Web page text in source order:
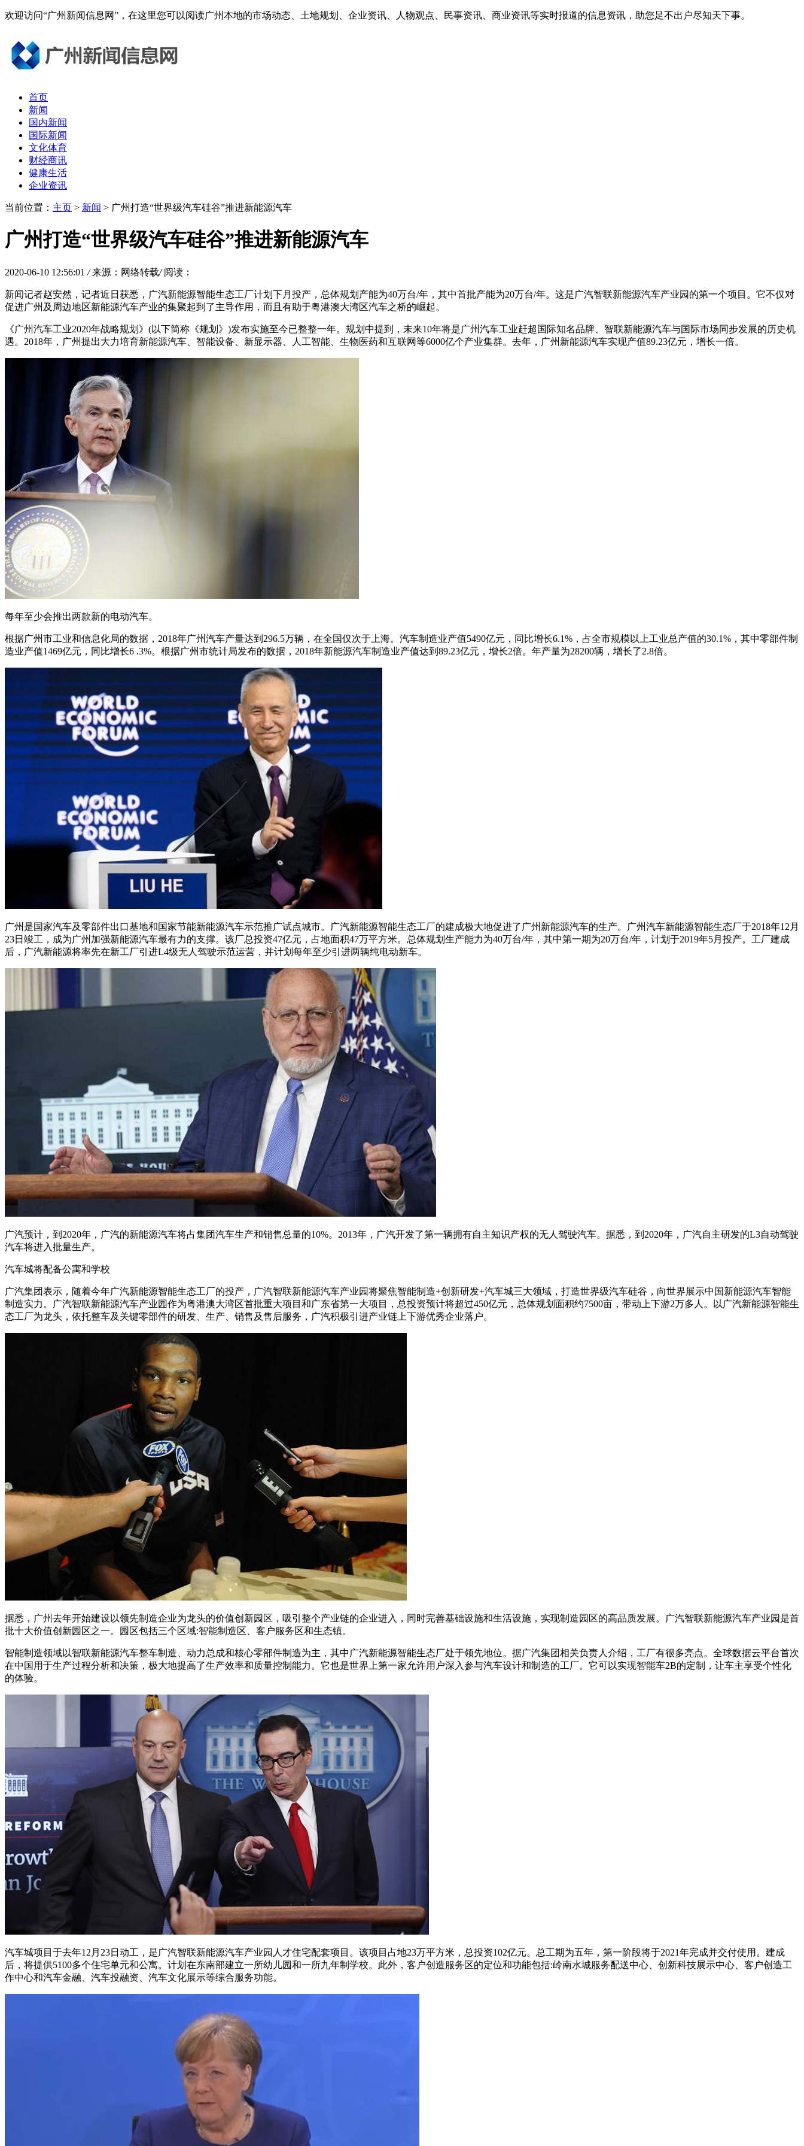
欢迎访问“广州新闻信息网”，在这里您可以阅读广州本地的市场动态、土地规划、企业资讯、人物观点、民事资讯、商业资讯等实时报道的信息资讯，助您足不出户尽知天下事。
首页
新闻
国内新闻
国际新闻
文化体育
财经商讯
健康生活
企业资讯
当前位置： 主页 > 新闻 > 广州打造“世界级汽车硅谷”推进新能源汽车
广州打造“世界级汽车硅谷”推进新能源汽车
2020-06-10 12:56:01 / 来源：网络转载/ 阅读：
新闻记者赵安然，记者近日获悉，广汽新能源智能生态工厂计划下月投产，总体规划产能为40万台/年，其中首批产能为20万台/年。这是广汽智联新能源汽车产业园的第一个项目。它不仅对
促进广州及周边地区新能源汽车产业的集聚起到了主导作用，而且有助于粤港澳大湾区汽车之桥的崛起。
《广州汽车工业2020年战略规划》(以下简称《规划》)发布实施至今已整整一年。规划中提到，未来10年将是广州汽车工业赶超国际知名品牌、智联新能源汽车与国际市场同步发展的历史机
遇。2018年，广州提出大力培育新能源汽车、智能设备、新显示器、人工智能、生物医药和互联网等6000亿个产业集群。去年，广州新能源汽车实现产值89.23亿元，增长一倍。
每年至少会推出两款新的电动汽车。
根据广州市工业和信息化局的数据，2018年广州汽车产量达到296.5万辆，在全国仅次于上海。汽车制造业产值5490亿元，同比增长6.1%，占全市规模以上工业总产值的30.1%，其中零部件制
造业产值1469亿元，同比增长6 .3%。根据广州市统计局发布的数据，2018年新能源汽车制造业产值达到89.23亿元，增长2倍。年产量为28200辆，增长了2.8倍。
广州是国家汽车及零部件出口基地和国家节能新能源汽车示范推广试点城市。广汽新能源智能生态工厂的建成极大地促进了广州新能源汽车的生产。广州汽车新能源智能生态厂于2018年12月
23日竣工，成为广州加强新能源汽车最有力的支撑。该厂总投资47亿元，占地面积47万平方米。总体规划生产能力为40万台/年，其中第一期为20万台/年，计划于2019年5月投产。工厂建成
后，广汽新能源将率先在新工厂引进L4级无人驾驶示范运营，并计划每年至少引进两辆纯电动新车。
广汽预计，到2020年，广汽的新能源汽车将占集团汽车生产和销售总量的10%。2013年，广汽开发了第一辆拥有自主知识产权的无人驾驶汽车。据悉，到2020年，广汽自主研发的L3自动驾驶
汽车将进入批量生产。
汽车城将配备公寓和学校
广汽集团表示，随着今年广汽新能源智能生态工厂的投产，广汽智联新能源汽车产业园将聚焦智能制造+创新研发+汽车城三大领域，打造世界级汽车硅谷，向世界展示中国新能源汽车智能
制造实力。广汽智联新能源汽车产业园作为粤港澳大湾区首批重大项目和广东省第一大项目，总投资预计将超过450亿元，总体规划面积约7500亩，带动上下游2万多人。以广汽新能源智能生
态工厂为龙头，依托整车及关键零部件的研发、生产、销售及售后服务，广汽积极引进产业链上下游优秀企业落户。
据悉，广州去年开始建设以领先制造企业为龙头的价值创新园区，吸引整个产业链的企业进入，同时完善基础设施和生活设施，实现制造园区的高品质发展。广汽智联新能源汽车产业园是首
批十大价值创新园区之一。园区包括三个区域:智能制造区、客户服务区和生态镇。
智能制造领域以智联新能源汽车整车制造、动力总成和核心零部件制造为主，其中广汽新能源智能生态厂处于领先地位。据广汽集团相关负责人介绍，工厂有很多亮点。全球数据云平台首次
在中国用于生产过程分析和决策，极大地提高了生产效率和质量控制能力。它也是世界上第一家允许用户深入参与汽车设计和制造的工厂。它可以实现智能车2B的定制，让车主享受个性化
的体验。
汽车城项目于去年12月23日动工，是广汽智联新能源汽车产业园人才住宅配套项目。该项目占地23万平方米，总投资102亿元。总工期为五年，第一阶段将于2021年完成并交付使用。建成
后，将提供5100多个住宅单元和公寓。计划在东南部建立一所幼儿园和一所九年制学校。此外，客户创造服务区的定位和功能包括:岭南水城服务配送中心、创新科技展示中心、客户创造工
作中心和汽车金融、汽车投融资、汽车文化展示等综合服务功能。